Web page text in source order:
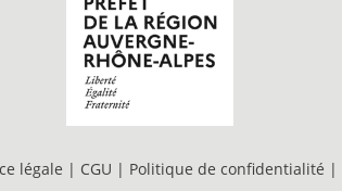
légale | CGU | Politique de confidentialité |